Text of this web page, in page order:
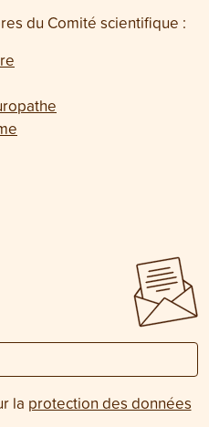
du Comité scientifique :
la protection des données